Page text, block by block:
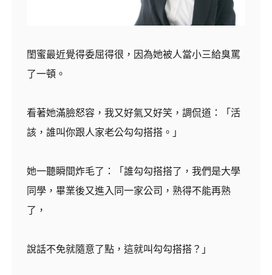
閨蜜最近覺得委屈得很，因為她被人當小三給臭罵
了一頓。
看著她滿臉怒容，我又好氣又好笑，調侃道：「活
該，誰叫你跟人家老公勾勾搭搭。」
她一聽瞬間炸毛了：「誰勾勾搭搭了，我們是大學
同學，畢業後又進入同一家公司，熟得不能再熟
了，
說話不免就隨意了點，這就叫勾勾搭搭？」